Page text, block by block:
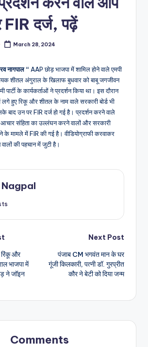
FIR दर्ज, पढ़ें
March 28, 2024
नागपाल “ AAP छोड़ भाजपा में शामिल होने वाले एमपी
शीतल अंगुराल के खिलाफ बुधवार को बाबू जगजीवन
के कार्यकर्ताओं ने प्रदर्शन किया था। इस दौरान
लगे हुए रिकू और शीतल के नाम वाले सरकारी बोर्ड भी
बाद उन पर FIR दर्ज हो गई है। प्रदर्शन करने वाले
आचार संहिता का उल्लंघन करने वालों और सरकारी
के मामले में FIR की गई है। वीडियोग्राफी करवाकर
की पहचान में जुटी है।
और
भाजपा में
ने जॉइन
Next Post
पंजाब CM भगवंत मान के घर
गूंजी किलकारी, पत्नी डॉ. गुरप्रीत
कौर ने बेटी को दिया जन्म
Comments